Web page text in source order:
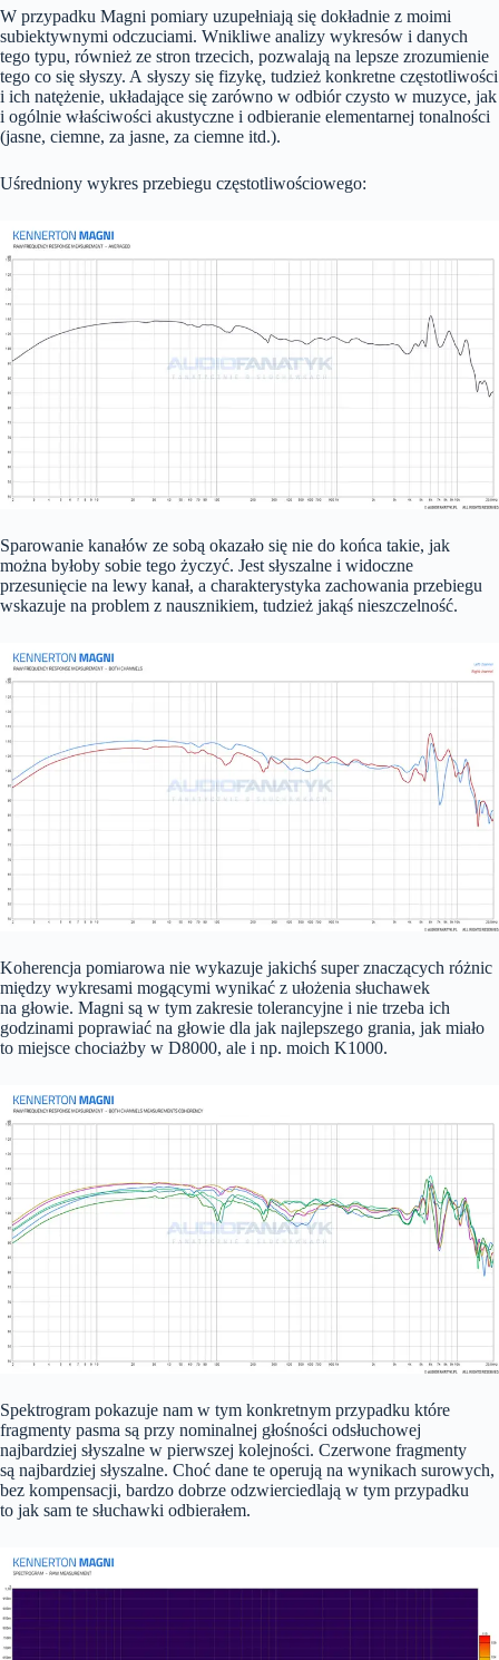
W przypadku Magni pomiary uzupełniają się dokładnie z moimi
subiektywnymi odczuciami. Wnikliwe analizy wykresów i danych
tego typu, również ze stron trzecich, pozwalają na lepsze zrozumienie
tego co się słyszy. A słyszy się fizykę, tudzież konkretne częstotliwości
i ich natężenie, układające się zarówno w odbiór czysto w muzyce, jak
i ogólnie właściwości akustyczne i odbieranie elementarnej tonalności
(jasne, ciemne, za jasne, za ciemne itd.).
Uśredniony wykres przebiegu częstotliwościowego:
Sparowanie kanałów ze sobą okazało się nie do końca takie, jak
można byłoby sobie tego życzyć. Jest słyszalne i widoczne
przesunięcie na lewy kanał, a charakterystyka zachowania przebiegu
wskazuje na problem z nausznikiem, tudzież jakąś nieszczelność.
Koherencja pomiarowa nie wykazuje jakichś super znaczących różnic
między wykresami mogącymi wynikać z ułożenia słuchawek
na głowie. Magni są w tym zakresie tolerancyjne i nie trzeba ich
godzinami poprawiać na głowie dla jak najlepszego grania, jak miało
to miejsce chociażby w D8000, ale i np. moich K1000.
Spektrogram pokazuje nam w tym konkretnym przypadku które
fragmenty pasma są przy nominalnej głośności odsłuchowej
najbardziej słyszalne w pierwszej kolejności. Czerwone fragmenty
są najbardziej słyszalne. Choć dane te operują na wynikach surowych,
bez kompensacji, bardzo dobrze odzwierciedlają w tym przypadku
to jak sam te słuchawki odbierałem.